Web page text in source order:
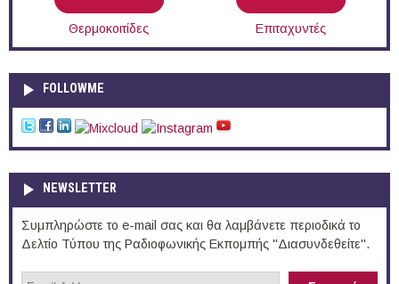
Θερμοκοιτίδες Επιταχυντές
FOLLOWME
NEWSLETTER
Συμπληρώστε το e-mail σας και θα λαμβάνετε περιοδικά το
Δελτίο Τύπου της Ραδιοφωνικής Εκπομπής "Διασυνδεθείτε".